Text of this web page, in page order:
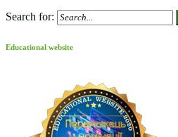
Search for:
Educational website